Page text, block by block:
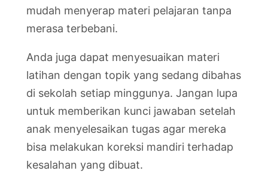
mudah menyerap materi pelajaran tanpa
merasa terbebani.
Anda juga dapat menyesuaikan materi
latihan dengan topik yang sedang dibahas
di sekolah setiap minggunya. Jangan lupa
untuk memberikan kunci jawaban setelah
anak menyelesaikan tugas agar mereka
bisa melakukan koreksi mandiri terhadap
kesalahan yang dibuat.